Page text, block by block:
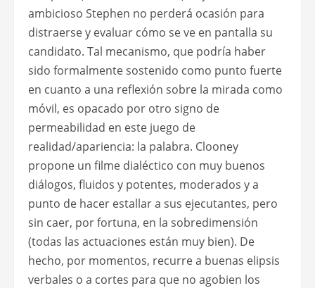
ambicioso Stephen no perderá ocasión para
distraerse y evaluar cómo se ve en pantalla su
candidato. Tal mecanismo, que podría haber
sido formalmente sostenido como punto fuerte
en cuanto a una reflexión sobre la mirada como
móvil, es opacado por otro signo de
permeabilidad en este juego de
realidad/apariencia: la palabra. Clooney
propone un filme dialéctico con muy buenos
diálogos, fluidos y potentes, moderados y a
punto de hacer estallar a sus ejecutantes, pero
sin caer, por fortuna, en la sobredimensión
(todas las actuaciones están muy bien). De
hecho, por momentos, recurre a buenas elipsis
verbales o a cortes para que no agobien los